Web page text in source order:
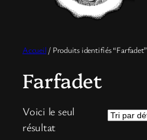
Accueil / Produits identifiés “Farfadet”
Farfadet
Voici le seul
résultat